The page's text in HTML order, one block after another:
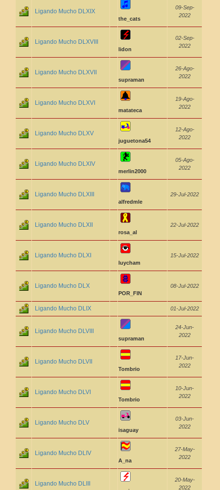
Ligando Mucho DLXIX
the_cats
09-Sep-
2022
Ligando Mucho DLXVIII
lidon
02-Sep-
2022
Ligando Mucho DLXVII
supraman
26-Ago-
2022
Ligando Mucho DLXVI
matateca
19-Ago-
2022
Ligando Mucho DLXV
juguetona54
12-Ago-
2022
Ligando Mucho DLXIV
merlin2000
05-Ago-
2022
Ligando Mucho DLXIII
alfredmle
29-Jul-2022
Ligando Mucho DLXII
rosa_al
22-Jul-2022
Ligando Mucho DLXI
luycham
15-Jul-2022
Ligando Mucho DLX
POR_FIN
08-Jul-2022
Ligando Mucho DLIX 01-Jul-2022
Ligando Mucho DLVIII
supraman
24-Jun-
2022
Ligando Mucho DLVII
Tombrio
17-Jun-
2022
Ligando Mucho DLVI
Tombrio
10-Jun-
2022
Ligando Mucho DLV
isaguay
03-Jun-
2022
Ligando Mucho DLIV
A_na
27-May-
2022
Ligando Mucho DLIII
20-May-
2022